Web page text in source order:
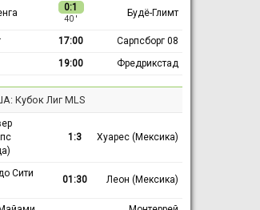
0:1
40 ′
Будё-Глимт
17:00
Сарпсборг 08
19:00 Фредрикстад
Кубок Лиг MLS
1:3 Хуарес (Мексика)
Сити
01:30 Леон (Мексика)